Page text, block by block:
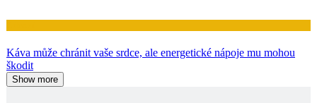
Káva může chránit vaše srdce, ale energetické nápoje mu mohou
škodit
Show more